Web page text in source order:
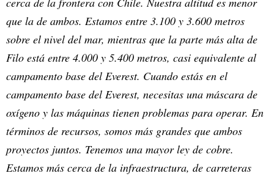
que la de ambos. Estamos entre 3.100 y 3.600 metros
sobre el nivel del mar, mientras que la parte más alta de
Filo está entre 4.000 y 5.400 metros, casi equivalente al
campamento base del Everest. Cuando estás en el
campamento base del Everest, necesitas una máscara de
oxígeno y las máquinas tienen problemas para operar. En
términos de recursos, somos más grandes que ambos
proyectos juntos. Tenemos una mayor ley de cobre.
Estamos más cerca de la infraestructura, de carreteras